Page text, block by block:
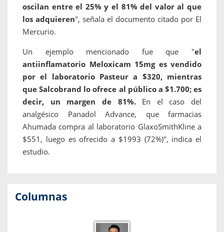
oscilan entre el 25% y el 81% del valor al que
los adquieren", señala el documento citado por El
Mercurio.
Un ejemplo mencionado fue que "el
antiinflamatorio Meloxicam 15mg es vendido
por el laboratorio Pasteur a $320, mientras
que Salcobrand lo ofrece al público a $1.700; es
decir, un margen de 81%.En el caso del
analgésico Panadol Advance, que farmacias
Ahumada compra al laboratorio GlaxoSmithKline a
$551, luego es ofrecido a $1993 (72%)", indica el
estudio.
Columnas